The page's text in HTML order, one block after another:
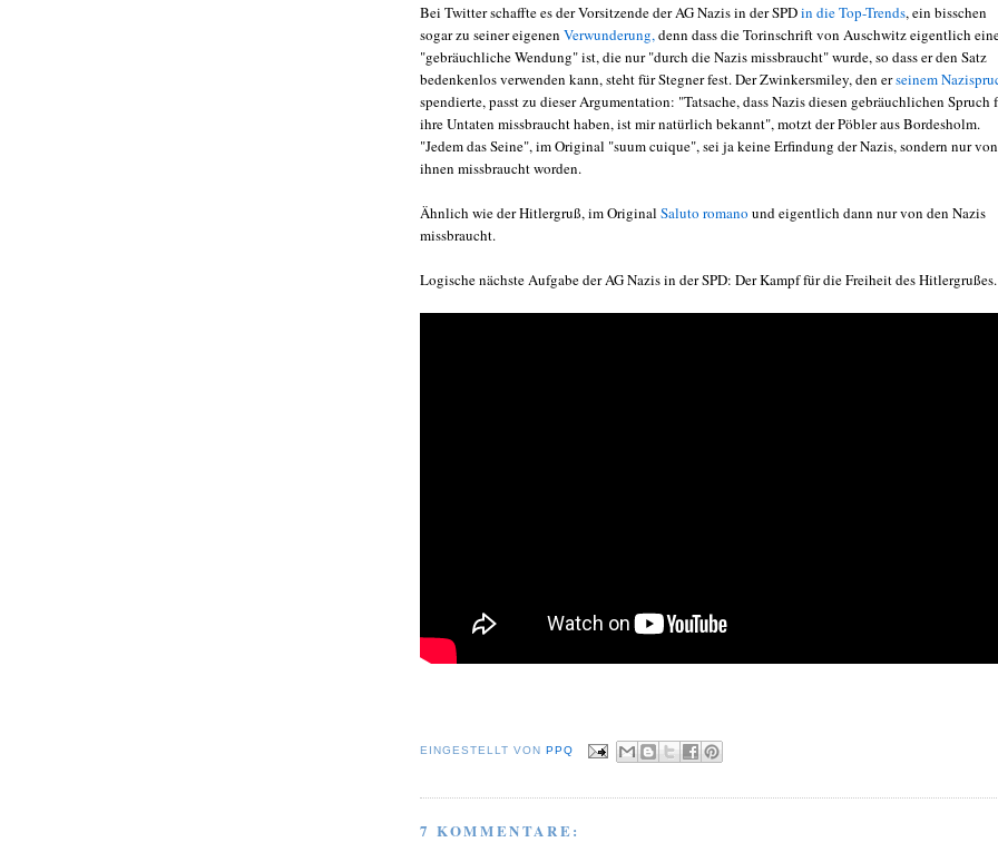
Bei Twitter schaffte es der Vorsitzende der AG Nazis in der SPDin die Top-Trends, ein bisschen
sogar zu seiner eigenen Verwunderung, denn dass die Torinschrift von Auschwitz eigentlich
"gebräuchliche Wendung" ist, die nur "durch die Nazis missbraucht" wurde, so dass er den Satz
bedenkenlos verwenden kann, steht für Stegner fest. Der Zwinkersmiley, den erseinem
spendierte, passt zu dieser Argumentation: "Tatsache, dass Nazis diesen gebräuchlichen Spruch
ihre Untaten missbraucht haben, ist mir natürlich bekannt", motzt der Pöbler aus Bordesholm.
"Jedem das Seine", im Original "suum cuique", sei ja keine Erfindung der Nazis, sondern nur von
ihnen missbraucht worden.
Ähnlich wie der Hitlergruß, im Original Saluto romano und eigentlich dann nur von den Nazis
missbraucht.
Logische nächste Aufgabe der AG Nazis in der SPD: Der Kampf für die Freiheit des Hitlergrußes.
EINGESTELLT VON PPQ
7 KOMMENTARE: